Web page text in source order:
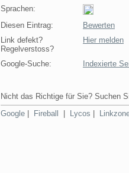
Sprachen:
Diesen Eintrag:
Bewerten
Link defekt?
Regelverstoss?
Hier melden
Google-Suche: Indexierte
Nicht das Richtige für Sie? Suchen
Google
Fireball Lycos